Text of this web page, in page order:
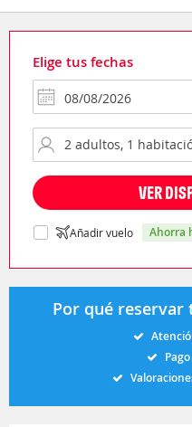
Elige tus fechas
VER
Añadir vuelo
Por qué reservar